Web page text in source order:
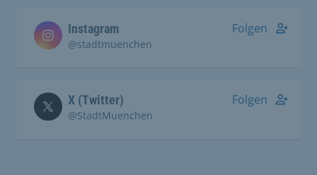
Instagram
@stadtmuenchen
Folgen
X (Twitter)
@StadtMuenchen
Folgen